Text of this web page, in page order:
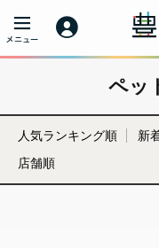
ペッ
人気ランキング順 新
店舗順